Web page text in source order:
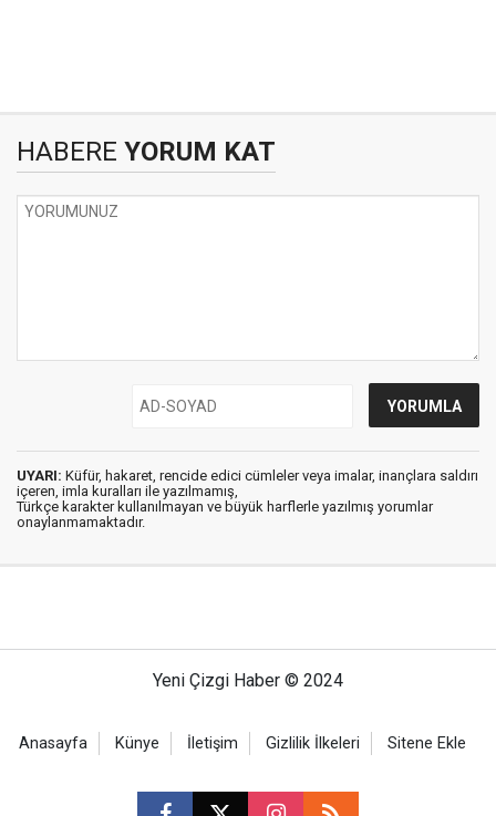
HABERE YORUM KAT
UYARI: Küfür, hakaret, rencide edici cümleler veya imalar, inançlara saldırı
içeren, imla kuralları ile yazılmamış,
Türkçe karakter kullanılmayan ve büyük harflerle yazılmış yorumlar
onaylanmamaktadır.
Yeni Çizgi Haber © 2024
Anasayfa Künye İletişim Gizlilik İlkeleri Sitene Ekle